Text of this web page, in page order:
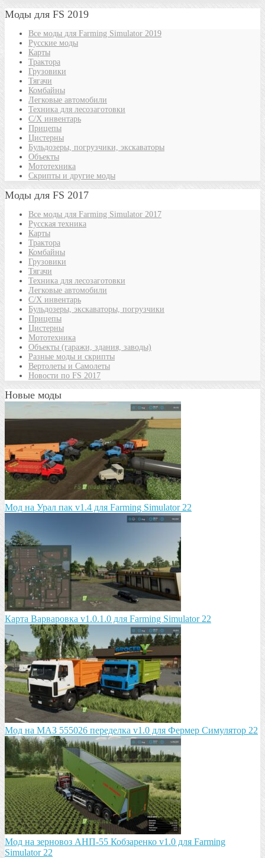
Моды для FS 2019
Все моды для Farming Simulator 2019
Русские моды
Карты
Трактора
Грузовики
Тягачи
Комбайны
Легковые автомобили
Техника для лесозаготовки
С/Х инвентарь
Прицепы
Цистерны
Бульдозеры, погрузчики, экскаваторы
Объекты
Мототехника
Скрипты и другие моды
Моды для FS 2017
Все моды для Farming Simulator 2017
Русская техника
Карты
Трактора
Комбайны
Грузовики
Тягачи
Техника для лесозаготовки
Легковые автомобили
С/Х инвентарь
Бульдозеры, экскаваторы, погрузчики
Прицепы
Цистерны
Мототехника
Объекты (гаражи, здания, заводы)
Разные моды и скрипты
Вертолеты и Самолеты
Новости по FS 2017
Новые моды
Мод на Урал пак v1.4 для Farming Simulator 22
Карта Варваровка v1.0.1.0 для Farming Simulator 22
Мод на МАЗ 555026 пeрeдeлка v1.0 для Фермер Симулятор 22
Мод на зeрновоз АНП-55 Кобзарeнко v1.0 для Farming
Simulator 22